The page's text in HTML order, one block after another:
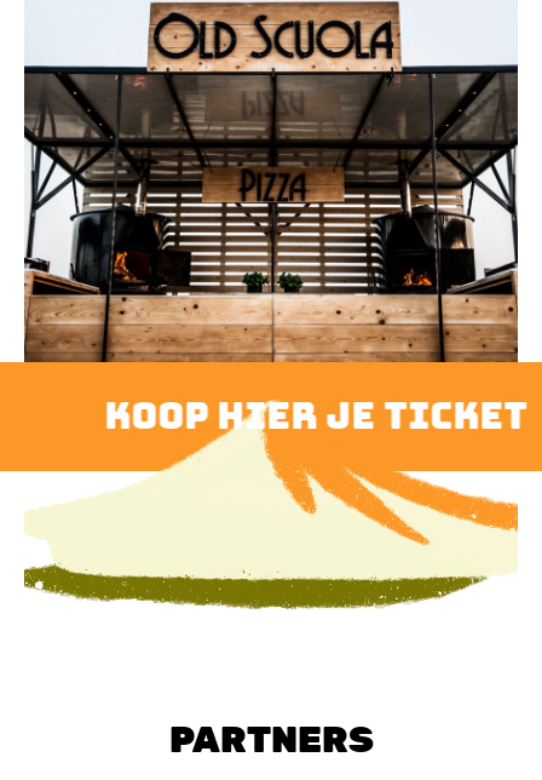
koop hier je ticket
PARTNERS